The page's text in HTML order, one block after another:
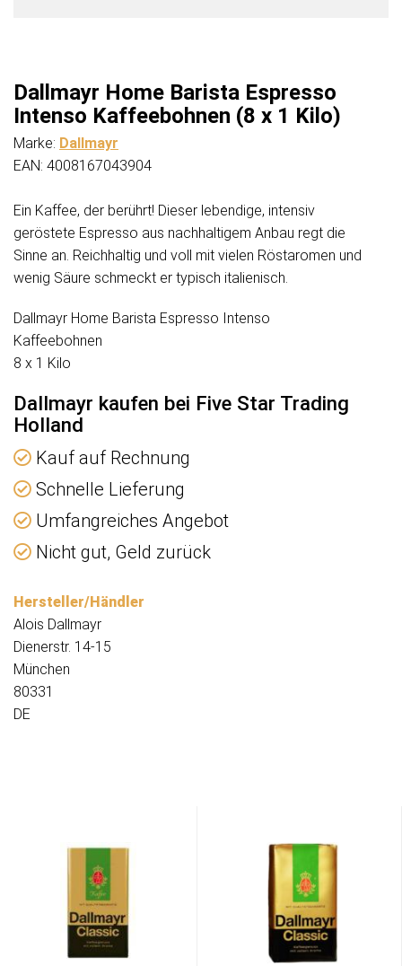
Dallmayr Home Barista Espresso
Intenso Kaffeebohnen (8 x 1 Kilo)
Marke: Dallmayr
EAN: 4008167043904
Ein Kaffee, der berührt! Dieser lebendige, intensiv
geröstete Espresso aus nachhaltigem Anbau regt die
Sinne an. Reichhaltig und voll mit vielen Röstaromen und
wenig Säure schmeckt er typisch italienisch.
Dallmayr Home Barista Espresso Intenso
Kaffeebohnen
8 x 1 Kilo
Dallmayr kaufen bei Five Star Trading
Holland
Kauf auf Rechnung
Schnelle Lieferung
Umfangreiches Angebot
Nicht gut, Geld zurück
Hersteller/Händler
Alois Dallmayr
Dienerstr. 14-15
München
80331
DE